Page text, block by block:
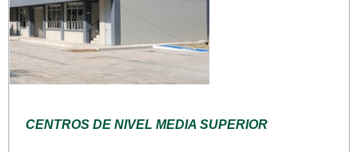
CENTROS DE NIVEL MEDIA SUPERIOR